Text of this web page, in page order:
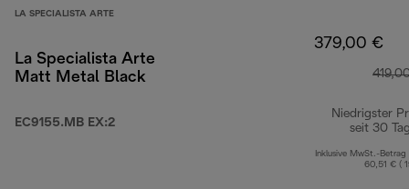
LA SPECIALISTA ARTE
La Specialista Arte
Matt Metal Black
EC9155.MB EX:2
379,00 €
Niedrigster
seit 30
Inklusive MwSt.-Betrag
60,51 € (